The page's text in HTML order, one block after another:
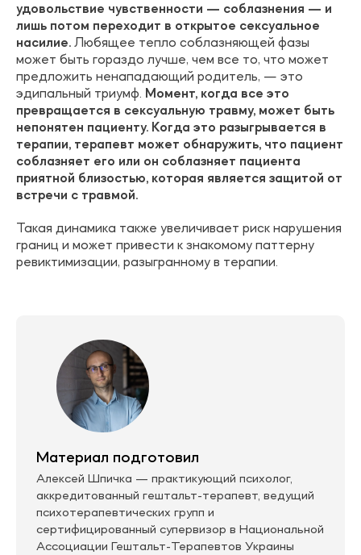
удовольствие чувственности — соблазнения — и
лишь потом переходит в открытое сексуальное
насилие. Любящее тепло соблазняющей фазы
может быть гораздо лучше, чем все то, что может
предложить ненападающий родитель, — это
эдипальный триумф. Момент, когда все это
превращается в сексуальную травму, может быть
непонятен пациенту. Когда это разыгрывается в
терапии, терапевт может обнаружить, что пациент
соблазняет его или он соблазняет пациента
приятной близостью, которая является защитой от
встречи с травмой.
Такая динамика также увеличивает риск нарушения
границ и может привести к знакомому паттерну
ревиктимизации, разыгранному в терапии.
Материал подготовил
Алексей Шпичка — практикующий психолог,
аккредитованный гештальт-терапевт, ведущий
психотерапевтических групп и
сертифицированный супервизор в Национальной
Ассоциации Гештальт-Терапевтов Украины